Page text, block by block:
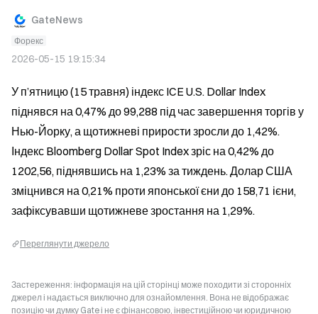
GateNews
Форекс
2026-05-15 19:15:34
У п’ятницю (15 травня) індекс ICE U.S. Dollar Index
піднявся на 0,47% до 99,288 під час завершення торгів у
Нью-Йорку, а щотижневі прирости зросли до 1,42%.
Індекс Bloomberg Dollar Spot Index зріс на 0,42% до
1202,56, піднявшись на 1,23% за тиждень. Долар США
зміцнився на 0,21% проти японської єни до 158,71 ієни,
зафіксувавши щотижневе зростання на 1,29%.
Переглянути джерело
Застереження: інформація на цій сторінці може походити зі сторонніх
джерел і надається виключно для ознайомлення. Вона не відображає
позицію чи думку Gate і не є фінансовою, інвестиційною чи юридичною